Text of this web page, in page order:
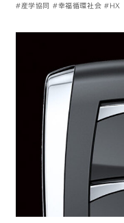
#産学協同 #幸福循環社会 #HX